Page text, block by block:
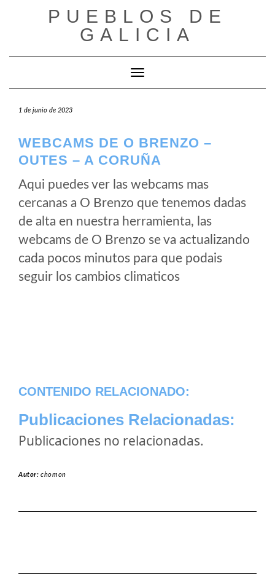
PUEBLOS DE
GALICIA
Cambiar modo de navegación
1 de junio de 2023
WEBCAMS DE O BRENZO –
OUTES – A CORUÑA
Aqui puedes ver las webcams mas
cercanas a O Brenzo que tenemos dadas
de alta en nuestra herramienta, las
webcams de O Brenzo se va actualizando
cada pocos minutos para que podais
seguir los cambios climaticos
CONTENIDO RELACIONADO:
Publicaciones Relacionadas:
Publicaciones no relacionadas.
Autor:chomon